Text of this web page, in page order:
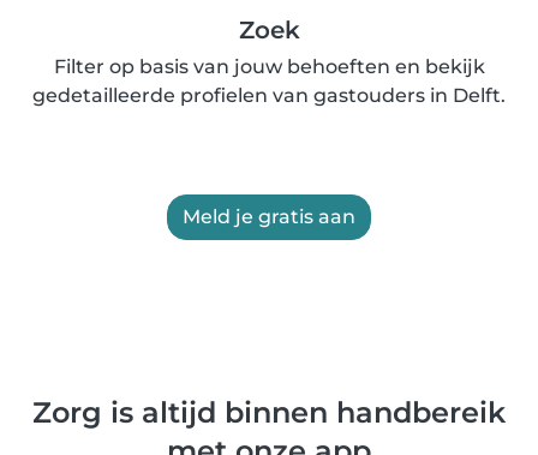
Zoek
Filter op basis van jouw behoeften en bekijk
gedetailleerde profielen van gastouders in Delft.
Meld je gratis aan
Zorg is altijd binnen handbereik